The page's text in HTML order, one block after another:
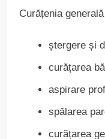
Curățenia
ștergere și
curățarea
aspirare
spălarea
curățarea